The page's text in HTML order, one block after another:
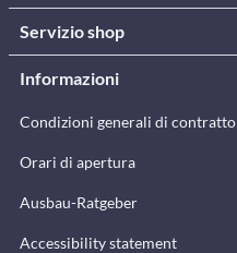
Servizio shop
Informazioni
Condizioni generali di contratto
Orari di apertura
Ausbau-Ratgeber
Accessibility statement